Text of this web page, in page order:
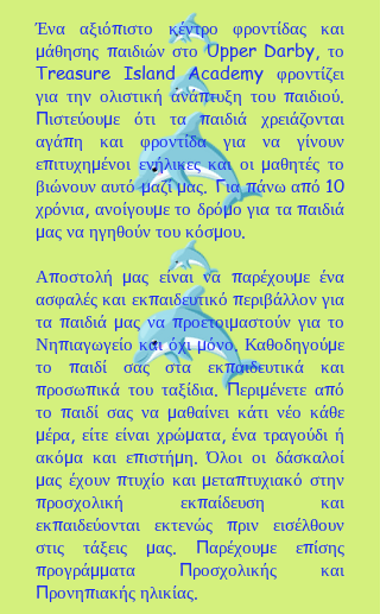
Ένα αξιόπιστο κέντρο φροντίδας και
μάθησης παιδιών στο Upper Darby, το
Treasure Island Academy φροντίζει
για την ολιστική ανάπτυξη του παιδιού.
Πιστεύουμε ότι τα παιδιά χρειάζονται
αγάπη και φροντίδα για να γίνουν
επιτυχημένοι ενήλικες και οι μαθητές το
βιώνουν αυτό μαζί μας. Για πάνω από 10
χρόνια, ανοίγουμε το δρόμο για τα παιδιά
μας να ηγηθούν του κόσμου.
Αποστολή μας είναι να παρέχουμε ένα
ασφαλές και εκπαιδευτικό περιβάλλον για
τα παιδιά μας να προετοιμαστούν για το
Νηπιαγωγείο και όχι μόνο. Καθοδηγούμε
το παιδί σας στα εκπαιδευτικά και
προσωπικά του ταξίδια. Περιμένετε από
το παιδί σας να μαθαίνει κάτι νέο κάθε
μέρα, είτε είναι χρώματα, ένα τραγούδι ή
ακόμα και επιστήμη. Όλοι οι δάσκαλοί
μας έχουν πτυχίο και μεταπτυχιακό στην
προσχολική εκπαίδευση και
εκπαιδεύονται εκτενώς πριν εισέλθουν
στις τάξεις μας. Παρέχουμε επίσης
προγράμματα Προσχολικής και
Προνηπιακής ηλικίας.